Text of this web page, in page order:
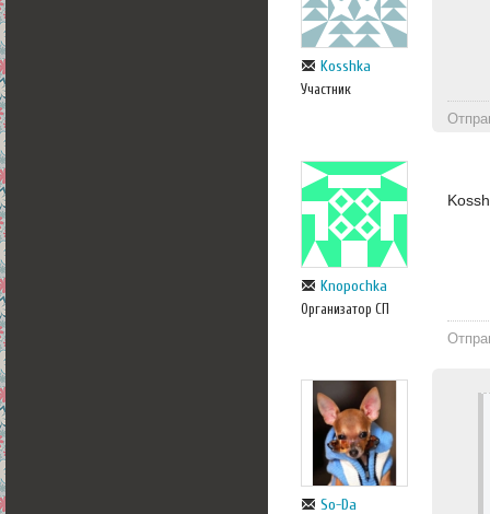
Kosshka
Участник
Knopochka
Организатор СП
So-Da